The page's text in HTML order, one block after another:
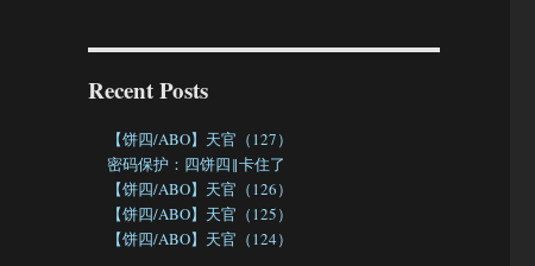
Recent Posts
【饼四/ABO】天官（127）
密码保护：四饼四‖卡住了
【饼四/ABO】天官（126）
【饼四/ABO】天官（125）
【饼四/ABO】天官（124）